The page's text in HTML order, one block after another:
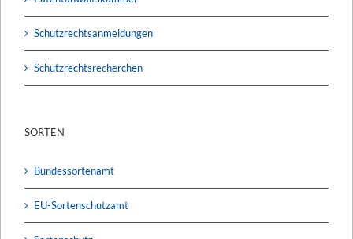
Schutzrechtsanmeldungen
Schutzrechtsrecherchen
SORTEN
Bundessortenamt
EU-Sortenschutzamt